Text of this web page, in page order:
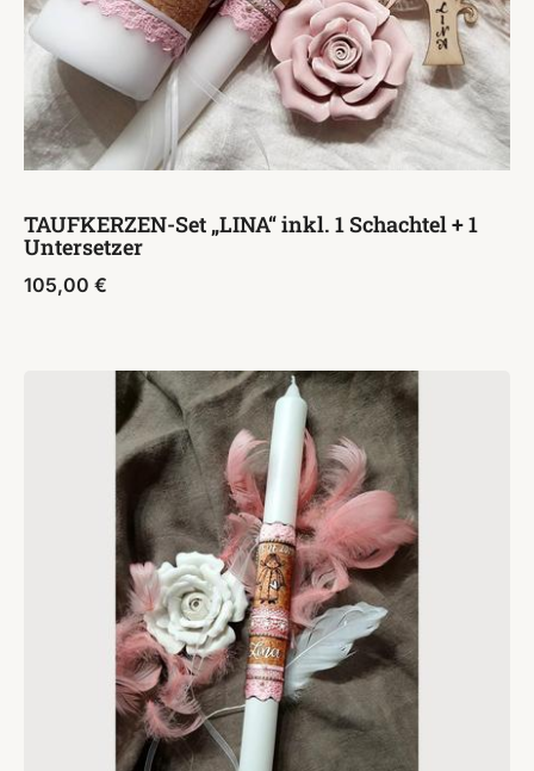
TAUFKERZEN-Set „LINA“ inkl. 1 Schachtel + 1
Untersetzer
105,00 €